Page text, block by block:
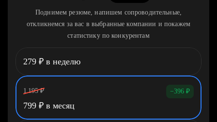
Поднимем резюме, напишем сопроводительные,
откликнемся за вас в выбранные компании и покажем
статистику по конкурентам
279 ₽ в неделю
1 195 ₽ −396 ₽
799 ₽ в месяц